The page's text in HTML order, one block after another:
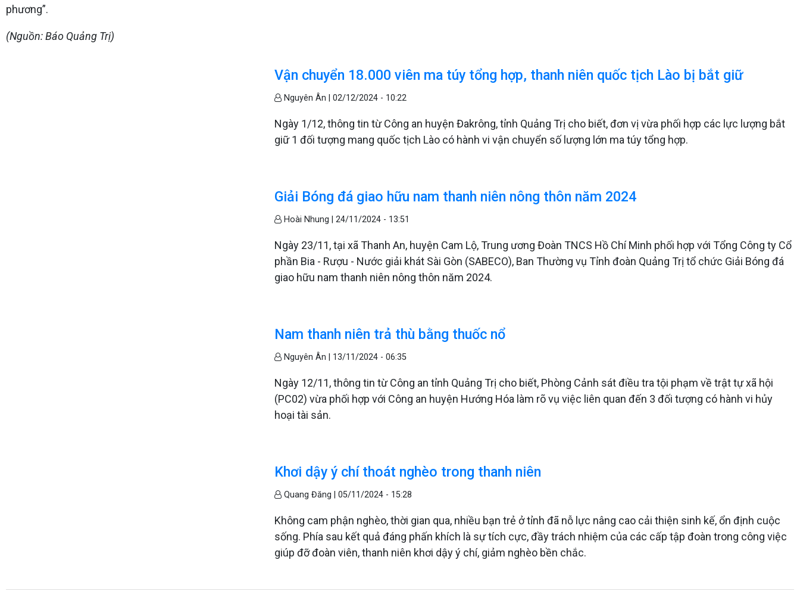
phương”.
(Nguồn: Báo Quảng Trị)
Vận chuyển 18.000 viên ma túy tổng hợp, thanh niên quốc tịch Lào bị bắt giữ
Nguyên Ân |02/12/2024 - 10:22
Ngày 1/12, thông tin từ Công an huyện Đakrông, tỉnh Quảng Trị cho biết, đơn vị vừa phối hợp các lực lượng bắt
giữ 1 đối tượng mang quốc tịch Lào có hành vi vận chuyển số lượng lớn ma túy tổng hợp.
Giải Bóng đá giao hữu nam thanh niên nông thôn năm 2024
Hoài Nhung |24/11/2024 - 13:51
Ngày 23/11, tại xã Thanh An, huyện Cam Lộ, Trung ương Đoàn TNCS Hồ Chí Minh phối hợp với Tổng Công ty Cổ
phần Bia - Rượu - Nước giải khát Sài Gòn (SABECO), Ban Thường vụ Tỉnh đoàn Quảng Trị tổ chức Giải Bóng đá
giao hữu nam thanh niên nông thôn năm 2024.
Nam thanh niên trả thù bằng thuốc nổ
Nguyên Ân | 13/11/2024 - 06:35
Ngày 12/11, thông tin từ Công an tỉnh Quảng Trị cho biết, Phòng Cảnh sát điều tra tội phạm về trật tự xã hội
(PC02) vừa phối hợp với Công an huyện Hướng Hóa làm rõ vụ việc liên quan đến 3 đối tượng có hành vi hủy
hoại tài sản.
Khơi dậy ý chí thoát nghèo trong thanh niên
Quang Đăng |05/11/2024 - 15:28
Không cam phận nghèo, thời gian qua, nhiều bạn trẻ ở tỉnh đã nỗ lực nâng cao cải thiện sinh kế, ổn định cuộc
sống. Phía sau kết quả đáng phấn khích là sự tích cực, đầy trách nhiệm của các cấp tập đoàn trong công việc
giúp đỡ đoàn viên, thanh niên khơi dậy ý chí, giảm nghèo bền chắc.